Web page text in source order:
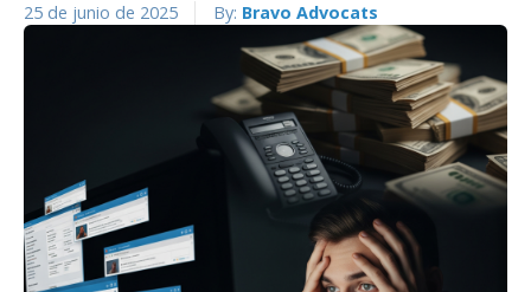
25 de junio de 2025 By: Bravo Advocats